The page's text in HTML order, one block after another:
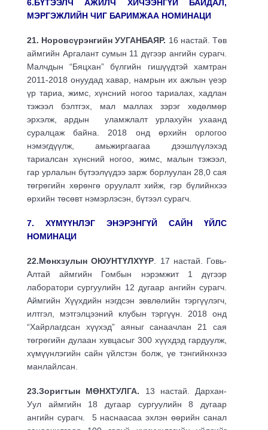
6.БҮТЭЭЛЧ АЖИЛЧ ХИЧЭЭНГҮЙ БАЙДАЛ,
МЭРГЭЖЛИЙН ЧИГ БАРИМЖАА НОМИНАЦИ
21. Норовсүрэнгийн УУГАНБАЯР. 16 настай. Төв
аймгийн Аргалант сумын 11 дүгээр ангийн сурагч.
Малчдын “Бяцхан” бүлгийн гишүүдтэй хамтран
2011-2018 онуудад хавар, намрын их ажлын үеэр
үр тариа, жимс, хүнсний ногоо тариалах, хадлан
тэжээл бэлтгэх, мал маллах зэрэг хөдөлмөр
эрхэлж, ардын уламжлалт урлахуйн ухаанд
суралцаж байна. 2018 онд өрхийн орлогоо
нэмэгдүүлж, амьжиргаагаа дээшлүүлэхэд
тариалсан хүнсний ногоо, жимс, малын тэжээл,
гар урлалын бүтээлүүдээ зарж борлуулан 28,0 сая
төгрөгийн хөрөнгө оруулалт хийж, гэр бүлийнхээ
өрхийн төсөвт нэмэрлэсэн, бүтээл сурагч.
7. ХҮМҮҮНЛЭГ ЭНЭРЭНГҮЙ САЙН ҮЙЛС
НОМИНАЦИ
22.Мөнхзулын ОЮУНТҮЛХҮҮР. 17 настай. Говь-
Алтай аймгийн Гомбын нэрэмжит 1 дүгээр
лаборатори сургуулийн 12 дугаар ангийн сурагч.
Аймгийн Хүүхдийн нэгдсэн зөвлөлийн тэргүүлэгч,
илтгэл, мэтгэлцээний клубын тэргүүн. 2018 онд
“Хайрлагдсан хүүхэд” аяныг санаачлан 21 сая
төгрөгийн дулаан хувцасыг 300 хүүхдэд гардуулж,
хүмүүнлэгийн сайн үйлстэн болж, үе тэнгийнхнээ
манлайлсан.
23.Зоригтын МӨНХТУЛГА. 13 настай. Дархан-
Уул аймгийн 18 дугаар сургуулийн 8 дугаар
ангийн сурагч. 5 наснаасаа эхлэн өөрийн санал